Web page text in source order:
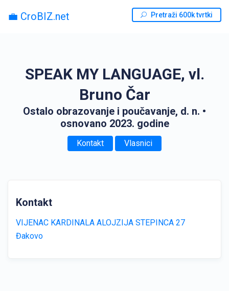
💼 CroBIZ.net Pretraži 600k tvrtki
SPEAK MY LANGUAGE, vl.
Bruno Čar
Ostalo obrazovanje i poučavanje, d. n. •
osnovano 2023. godine
Kontakt Vlasnici
Kontakt
VIJENAC KARDINALA ALOJZIJA STEPINCA 27
Đakovo